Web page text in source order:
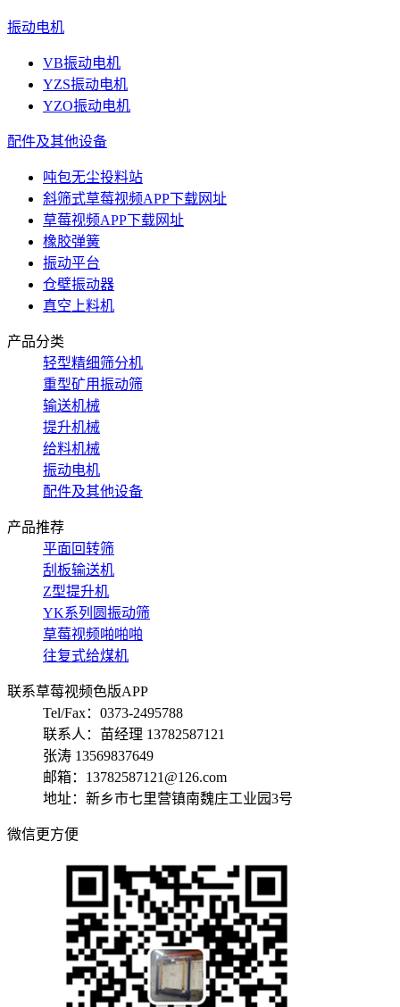
振动电机
VB振动电机
YZS振动电机
YZO振动电机
配件及其他设备
吨包无尘投料站
斜筛式草莓视频APP下载网址
草莓视频APP下载网址
橡胶弹簧
振动平台
仓壁振动器
真空上料机
产品分类
轻型精细筛分机
重型矿用振动筛
输送机械
提升机械
给料机械
振动电机
配件及其他设备
产品推荐
平面回转筛
刮板输送机
Z型提升机
YK系列圆振动筛
草莓视频啪啪啪
往复式给煤机
联系草莓视频色版APP
Tel/Fax：0373-2495788
联系人：苗经理 13782587121
张涛 13569837649
邮箱：13782587121@126.com
地址：新乡市七里营镇南魏庄工业园3号
微信更方便